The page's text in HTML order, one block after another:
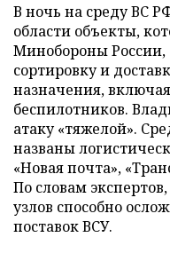
В ночь на среду ВС
области объекты,
Минобороны России,
сортировку и
назначения,
беспилотников.
атаку «тяжелой».
названы
«Новая почта»,
По словам
узлов способно
поставок ВСУ.